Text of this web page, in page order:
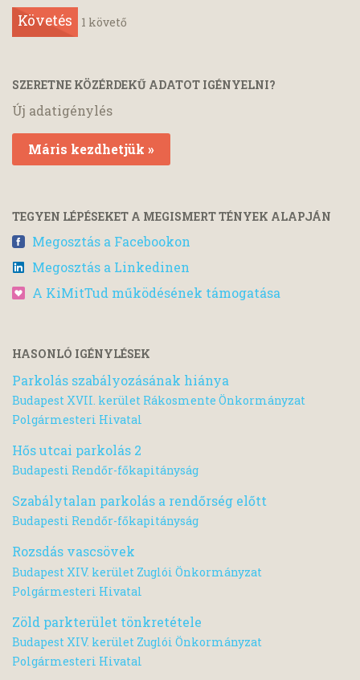
Követés 1 követő
SZERETNE KÖZÉRDEKŰ ADATOT IGÉNYELNI?
Új adatigénylés
Máris kezdhetjük »
TEGYEN LÉPÉSEKET A MEGISMERT TÉNYEK ALAPJÁN
Megosztás a Facebookon
Megosztás a Linkedinen
A KiMitTud működésének támogatása
HASONLÓ IGÉNYLÉSEK
Parkolás szabályozásának hiánya
Budapest XVII. kerület Rákosmente Önkormányzat
Polgármesteri Hivatal
Hős utcai parkolás 2
Budapesti Rendőr-főkapitányság
Szabálytalan parkolás a rendőrség előtt
Budapesti Rendőr-főkapitányság
Rozsdás vascsövek
Budapest XIV. kerület Zuglói Önkormányzat
Polgármesteri Hivatal
Zöld parkterület tönkretétele
Budapest XIV. kerület Zuglói Önkormányzat
Polgármesteri Hivatal